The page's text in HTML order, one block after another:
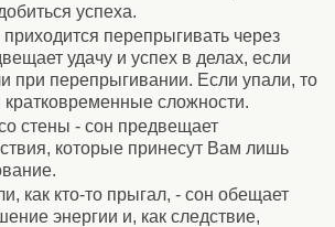
успеха.
перепрыгивать через
удачу и успех в делах, если
при перепрыгивании. Если упали, то
сложности.
стены - сон предвещает
которые принесут Вам лишь
как кто-то прыгал, - сон обещает
энергии и, как следствие,